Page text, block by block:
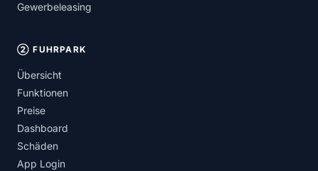
Gewerbeleasing
② FUHRPARK
Übersicht
Funktionen
Preise
Dashboard
Schäden
App Login